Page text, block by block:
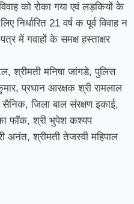
को रोका गया एवं लड़कियों के
निर्धारित 21 वर्ष क पूर्व विवाह न
में गवाहों के समक्ष हस्ताक्षर
श्रीमती मनिषा जांगडे, पुलिस
प्रधान आरक्षक श्री रामलाल
जिला बाल संरक्षण इकाई,
फॉक, श्री भुपेश कश्यप
अनंत, श्रीमती तेजस्वी महिपाल